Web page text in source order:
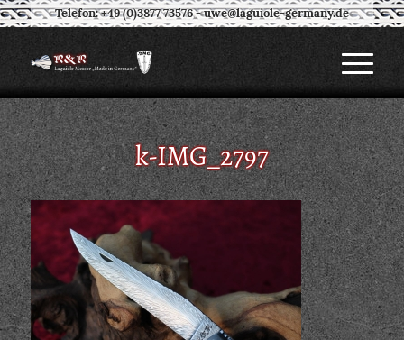
Telefon: +49 (0)3877 73576-uwe@laguiole-germany.de
k-IMG_2797